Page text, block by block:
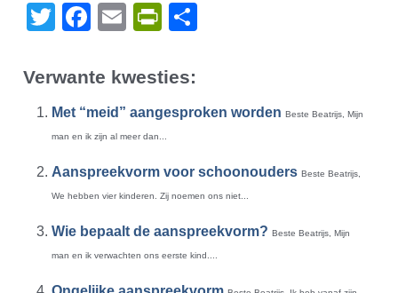
TwitterFacebook
EmailPrintFriendly
Verwante kwesties:
Met “meid” aangesproken worden Beste Beatrijs, Mijn
man en ik zijn al meer dan...
Aanspreekvorm voor schoonouders Beste Beatrijs,
We hebben vier kinderen. Zij noemen ons niet...
Wie bepaalt de aanspreekvorm? Beste Beatrijs, Mijn
man en ik verwachten ons eerste kind....